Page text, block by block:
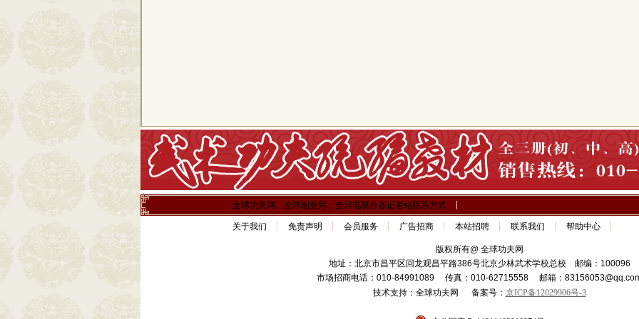
全球功夫网、全球创业网、全球电视台各记者站联系方式
关于我们 免责声明 会员服务 广告招商 本站招聘 联系我们 帮助中心
版权所有@ 全球功夫网
地址：北京市昌平区回龙观昌平路386号北京少林武术学校总校 邮编：100096
市场招商电话：010-84991089 传真：010-62715558 邮箱：
技术支持：全球功夫网 备案号： 京ICP备12029906号-3